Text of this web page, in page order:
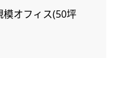
オフィス(50坪